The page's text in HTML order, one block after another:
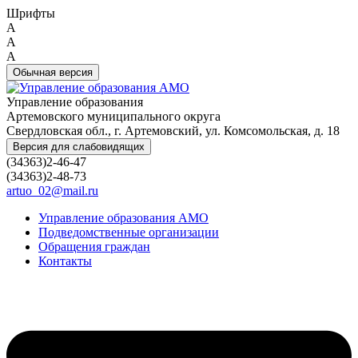
Шрифты
A
A
A
Обычная версия
Управление образования
Артемовского муниципального округа
Свердловская обл., г. Артемовский, ул. Комсомольская, д. 18
Версия для слабовидящих
(34363)2-46-47
(34363)2-48-73
artuo_02@mail.ru
Управление образования АМО
Подведомственные организации
Обращения граждан
Контакты